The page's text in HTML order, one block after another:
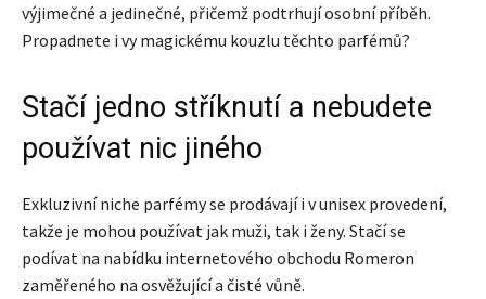
výjimečné a jedinečné, přičemž podtrhují osobní příběh.
Propadnete i vy magickému kouzlu těchto parfémů?
Stačí jedno stříknutí a nebudete
používat nic jiného
Exkluzivní niche parfémy se prodávají i v unisex provedení,
takže je mohou používat jak muži, tak i ženy. Stačí se
podívat na nabídku internetového obchodu Romeron
zaměřeného na osvěžující a čisté vůně.